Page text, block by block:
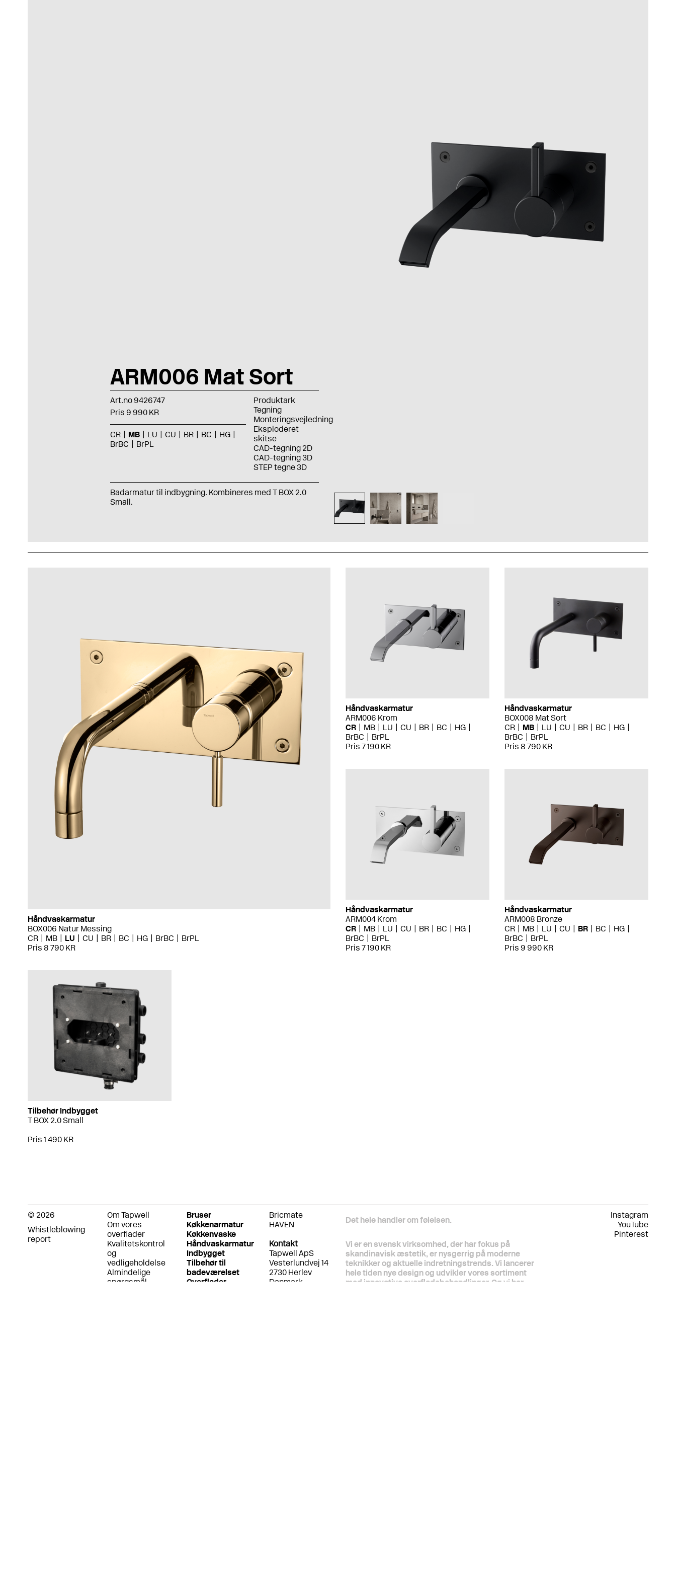
ARM006 Mat Sort
Art.no 9426747
Pris 9 990 KR
CR MB LU CU BR BC
HG
BrBC
BrPL
Produktark
Tegning
Monteringsvejledning
Eksploderet
skitse
CAD-tegning 2D
CAD-tegning 3D
STEP tegne 3D
Badarmatur til indbygning. Kombineres med T BOX 2.0
Small.
Håndvaskarmatur
BOX006 Natur Messing
CR
MB LU CU BR BC HG BrBC
BrPL
Pris 8 790 KR
Håndvaskarmatur
ARM006 Krom
CR
MB LU CU BR BC
HG
BrBC
BrPL
Pris 7 190 KR
Håndvaskarmatur
BOX008 Mat Sort
CR
MB LU CU BR BC
HG
BrBC
BrPL
Pris 8 790 KR
Håndvaskarmatur
ARM004 Krom
CR
MB LU CU BR BC
HG
BrBC
BrPL
Pris 7 190 KR
Håndvaskarmatur
ARM008 Bronze
CR
MB LU CU BR BC
HG
BrBC
BrPL
Pris 9 990 KR
Tilbehør Indbygget
T BOX 2.0 Small
Pris 1 490 KR
© 2026
Whistleblowing
report
Om Tapwell
Om vores
overflader
Kvalitetskontrol
og
vedligeholdelse
Almindelige
spørgsmål
Bruser
Køkkenarmatur
Køkkenvaske
Håndvaskarmatur
Indbygget
Tilbehør til
badeværelset
Overflader
Bricmate
HAVEN
Kontakt
Tapwell ApS
Vesterlundvej 14
2730 Herlev
Danmark
Det hele handler om følelsen.
Vi er en svensk virksomhed, der har fokus på
skandinavisk æstetik, er nysgerrig på moderne
teknikker og aktuelle indretningstrends. Vi lancerer
hele tiden nye design og udvikler vores sortiment
med innovative overfladebehandlinger. Og vi har
Instagram
YouTube
Pinterest